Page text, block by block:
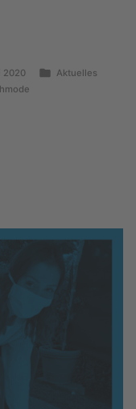
2020
Aktuelles